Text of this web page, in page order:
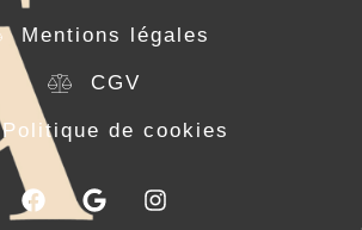
Mentions légales
CGV
Politique de cookies